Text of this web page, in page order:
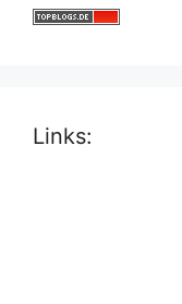
Links: